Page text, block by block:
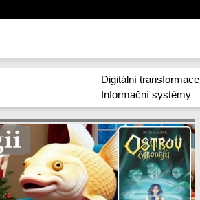
Digitální transformace
Informační systémy